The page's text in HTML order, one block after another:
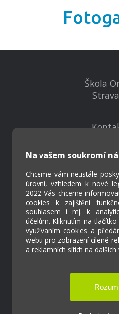
Na vašem soukromí
Chceme vám neustále
úrovni, vzhledem k nové
2022 Vás chceme
cookies k zajištění
souhlasem i mj. k
účelům. Kliknutím na tlačítko
využívaním cookies a
webu pro zobrazení cílené
a reklamních sítích na dalších
Škola
Virtuální
Základní škola a